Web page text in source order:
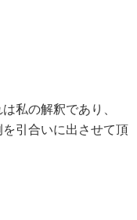
私の解釈であり、
引合いに出させて頂